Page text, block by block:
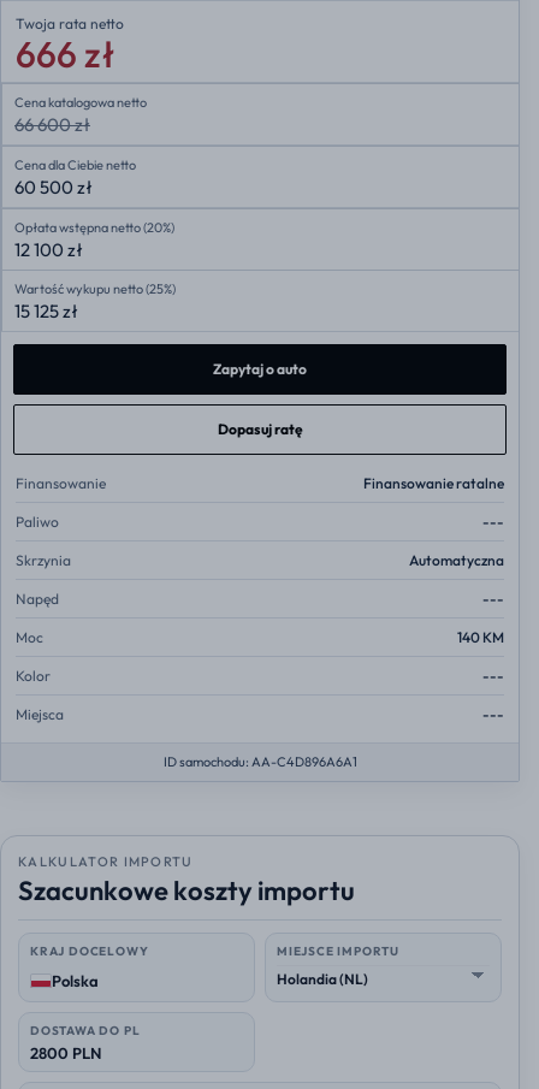
Twoja rata netto
666 zł
Cena katalogowa netto
66 600 zł
Cena dla Ciebie netto
60 500 zł
Opłata wstępna netto (20%)
12 100 zł
Wartość wykupu netto (25%)
15 125 zł
Zapytaj o auto
Dopasuj ratę
Finansowanie Finansowanie ratalne
Paliwo ---
Skrzynia Automatyczna
Napęd ---
Moc 140 KM
Kolor ---
Miejsca ---
ID samochodu: AA-C4D896A6A1
KALKULATOR IMPORTU
Szacunkowe koszty importu
KRAJ DOCELOWY
Polska
MIEJSCE IMPORTU
DOSTAWA DO PL
2800 PLN